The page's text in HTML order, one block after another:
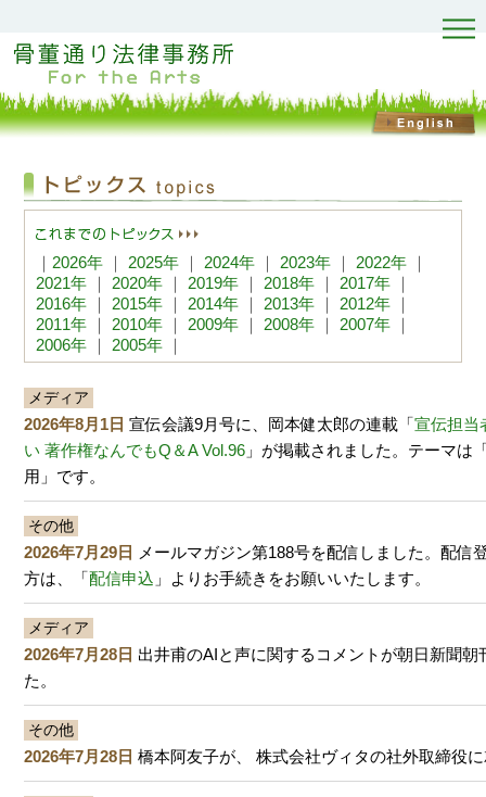
｜ 2026年 ｜ 2025年 ｜ 2024年 ｜ 2023年 ｜ 2022年 ｜
2021年 ｜ 2020年 ｜ 2019年 ｜ 2018年 ｜ 2017年 ｜
2016年 ｜ 2015年 ｜ 2014年 ｜ 2013年 ｜ 2012年 ｜
2011年 ｜ 2010年 ｜ 2009年 ｜ 2008年 ｜ 2007年 ｜
2006年 ｜ 2005年 ｜
メディア
2026年8月1日 宣伝会議9月号に、岡本健太郎の連載「宣伝担当
い 著作権なんでもQ＆A Vol.96 」が掲載されました。テーマは
用」です。
その他
2026年7月29日
メールマガジン第188号を配信しました。配信
方は、「配信申込 」よりお手続きをお願いいたします。
メディア
2026年7月28日 出井甫のAIと声に関するコメントが朝日新聞朝
た。
その他
2026年7月28日 橋本阿友子が、 株式会社ヴィタの社外取締役